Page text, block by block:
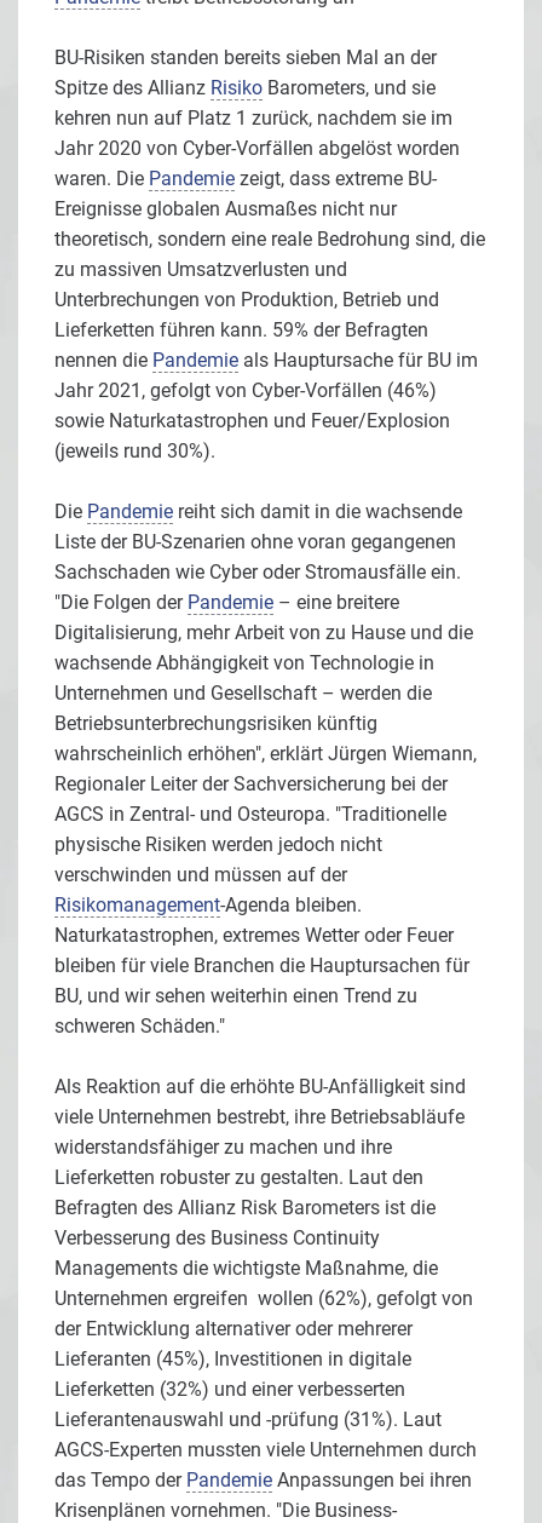
BU-Risiken standen bereits sieben Mal an der
Spitze des Allianz Risiko Barometers, und sie
kehren nun auf Platz 1 zurück, nachdem sie im
Jahr 2020 von Cyber-Vorfällen abgelöst worden
waren. Die Pandemie zeigt, dass extreme BU-
Ereignisse globalen Ausmaßes nicht nur
theoretisch, sondern eine reale Bedrohung sind, die
zu massiven Umsatzverlusten und
Unterbrechungen von Produktion, Betrieb und
Lieferketten führen kann. 59% der Befragten
nennen die Pandemie als Hauptursache für BU im
Jahr 2021, gefolgt von Cyber-Vorfällen (46%)
sowie Naturkatastrophen und Feuer/Explosion
(jeweils rund 30%).
Die Pandemie reiht sich damit in die wachsende
Liste der BU-Szenarien ohne voran gegangenen
Sachschaden wie Cyber oder Stromausfälle ein.
"Die Folgen der Pandemie – eine breitere
Digitalisierung, mehr Arbeit von zu Hause und die
wachsende Abhängigkeit von Technologie in
Unternehmen und Gesellschaft – werden die
Betriebsunterbrechungsrisiken künftig
wahrscheinlich erhöhen", erklärt Jürgen Wiemann,
Regionaler Leiter der Sachversicherung bei der
AGCS in Zentral- und Osteuropa. "Traditionelle
physische Risiken werden jedoch nicht
verschwinden und müssen auf der
Risikomanagement-Agenda bleiben.
Naturkatastrophen, extremes Wetter oder Feuer
bleiben für viele Branchen die Hauptursachen für
BU, und wir sehen weiterhin einen Trend zu
schweren Schäden."
Als Reaktion auf die erhöhte BU-Anfälligkeit sind
viele Unternehmen bestrebt, ihre Betriebsabläufe
widerstandsfähiger zu machen und ihre
Lieferketten robuster zu gestalten. Laut den
Befragten des Allianz Risk Barometers ist die
Verbesserung des Business Continuity
Managements die wichtigste Maßnahme, die
Unternehmen ergreifen wollen (62%), gefolgt von
der Entwicklung alternativer oder mehrerer
Lieferanten (45%), Investitionen in digitale
Lieferketten (32%) und einer verbesserten
Lieferantenauswahl und -prüfung (31%). Laut
AGCS-Experten mussten viele Unternehmen durch
das Tempo der Pandemie Anpassungen bei ihren
Krisenplänen vornehmen. "Die Business-